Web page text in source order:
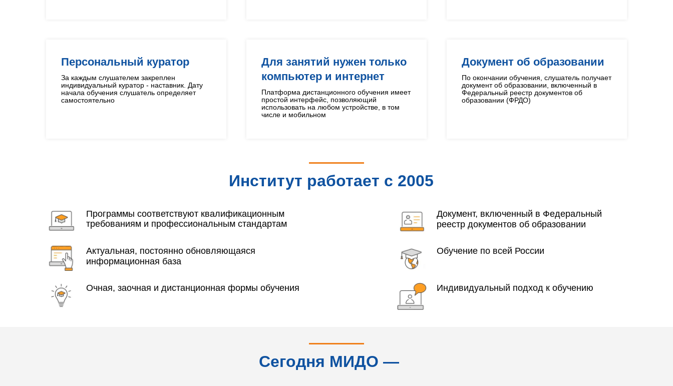
Персональный куратор
За каждым слушателем закреплен
индивидуальный куратор - наставник. Дату
начала обучения слушатель определяет
самостоятельно
Для занятий нужен только
компьютер и интернет
Платформа дистанционного обучения имеет
простой интерфейс, позволяющий
использовать на любом устройстве, в том
числе и мобильном
Документ об образовании
По окончании обучения, слушатель получает
документ об образовании, включенный в
Федеральный реестр документов об
образовании (ФРДО)
Институт работает с 2005
Программы соответствуют квалификационным
требованиям и профессиональным стандартам
Документ, включенный в Федеральный
реестр документов об образовании
Актуальная, постоянно обновляющаяся
информационная база
Обучение по всей России
Очная, заочная и дистанционная формы обучения Индивидуальный подход к обучению
Сегодня МИДО —